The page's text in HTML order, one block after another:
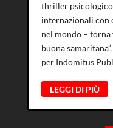
thriller
internazionali con
nel mondo – torna
buona
per Indomitus
LEGGI DI PIÙ